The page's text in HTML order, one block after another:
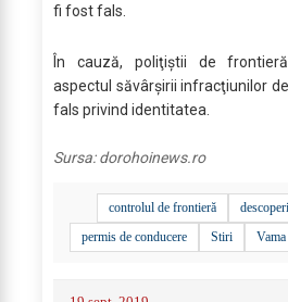
fi fost fals.
În cauză, poliţiştii de
aspectul săvârşirii infracţiunilor
fals privind identitatea.
Sursa:dorohoinews.ro
controlul de frontieră
permis de conducere
Stiri